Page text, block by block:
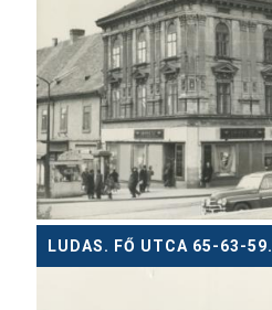
LUDAS. FŐ UTCA 65-63-59.